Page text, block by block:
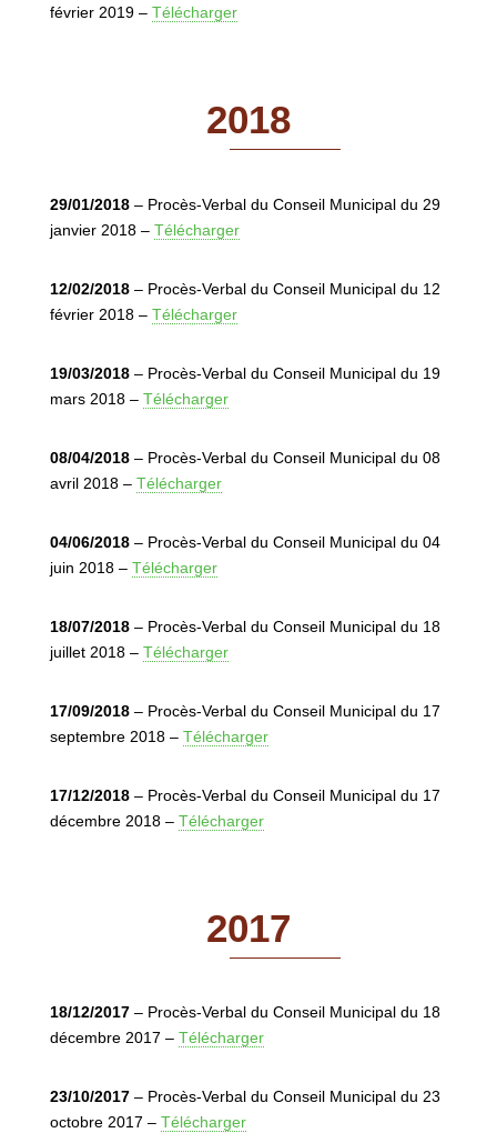
février 2019 – Télécharger
2018
29/01/2018– Procès-Verbal du Conseil Municipal du 29
janvier 2018 – Télécharger
12/02/2018– Procès-Verbal du Conseil Municipal du 12
février 2018 – Télécharger
19/03/2018– Procès-Verbal du Conseil Municipal du 19
mars 2018 – Télécharger
08/04/2018– Procès-Verbal du Conseil Municipal du 08
avril 2018 – Télécharger
04/06/2018– Procès-Verbal du Conseil Municipal du 04
juin 2018 – Télécharger
18/07/2018– Procès-Verbal du Conseil Municipal du 18
juillet 2018 – Télécharger
17/09/2018– Procès-Verbal du Conseil Municipal du 17
septembre 2018 – Télécharger
17/12/2018– Procès-Verbal du Conseil Municipal du 17
décembre 2018 – Télécharger
2017
18/12/2017– Procès-Verbal du Conseil Municipal du 18
décembre 2017 – Télécharger
23/10/2017– Procès-Verbal du Conseil Municipal du 23
octobre 2017 – Télécharger